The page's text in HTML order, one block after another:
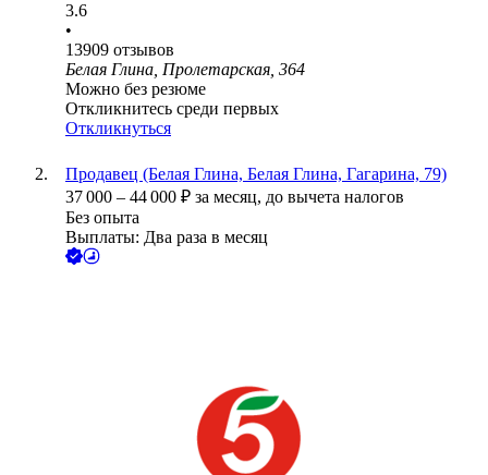
3.6
•
13909 отзывов
Белая Глина, Пролетарская, 364
Можно без резюме
Откликнитесь среди первых
Откликнуться
Продавец (Белая Глина, Белая Глина, Гагарина, 79)
37 000 – 44 000 ₽ за месяц, до вычета налогов
Без опыта
Выплаты: Два раза в месяц